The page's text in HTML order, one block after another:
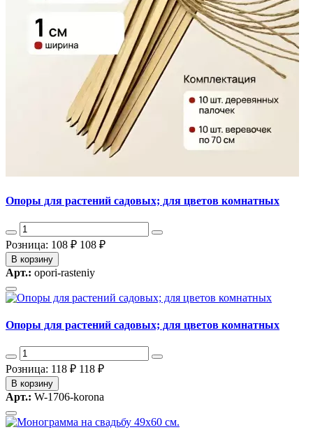
Опоры для растений садовых; для цветов комнатных
Розница: 108 ₽ 108 ₽
В корзину
Арт.: opori-rasteniy
Опоры для растений садовых; для цветов комнатных
Розница: 118 ₽ 118 ₽
В корзину
Арт.: W-1706-korona